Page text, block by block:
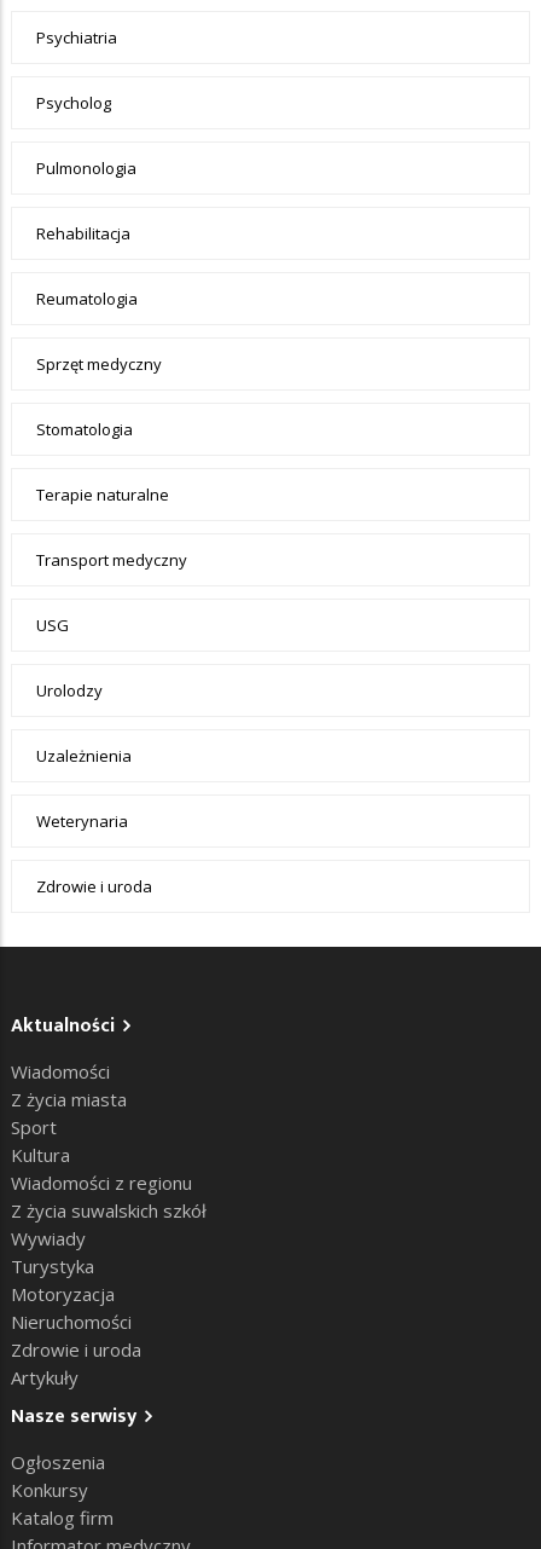
Psychiatria
Psycholog
Pulmonologia
Rehabilitacja
Reumatologia
Sprzęt medyczny
Stomatologia
Terapie naturalne
Transport medyczny
USG
Urolodzy
Uzależnienia
Weterynaria
Zdrowie i uroda
Aktualności
Wiadomości
Z życia miasta
Sport
Kultura
Wiadomości z regionu
Z życia suwalskich szkół
Wywiady
Turystyka
Motoryzacja
Nieruchomości
Zdrowie i uroda
Artykuły
Nasze serwisy
Ogłoszenia
Konkursy
Katalog firm